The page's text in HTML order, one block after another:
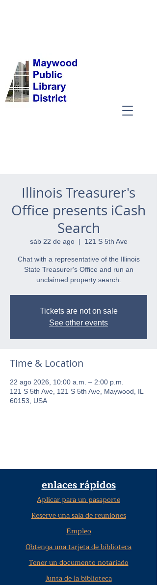
Illinois Treasurer's
Office presents iCash
Search
sáb 22 de ago
  |
121 S 5th Ave
Chat with a representative of the Illinois
State Treasurer's Office and run an
unclaimed property search.
Tickets are not on sale
See other events
Time & Location
22 ago 2026, 10:00 a.m. – 2:00 p.m.
121 S 5th Ave, 121 S 5th Ave, Maywood, IL
60153, USA
enlaces rápidos
Aplicar para un pasaporte
Reserve una sala de reuniones
Empleo
Obtenga una tarjeta de biblioteca
Tener un documento notariado
Junta de la biblioteca